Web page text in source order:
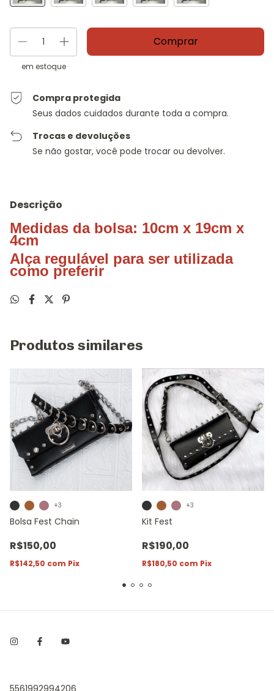
em estoque
Compra protegida
Seus dados cuidados durante toda a compra.
Trocas e devoluções
Se não gostar, você pode trocar ou devolver.
Descrição
Medidas da bolsa: 10cm x 19cm x
4cm
Alça regulável para ser utilizada
como preferir
Produtos similares
Bolsa Fest Chain
R$150,00
R$142,50 com Pix
+3
Kit Fest
R$190,00
R$180,50 com Pix
+3